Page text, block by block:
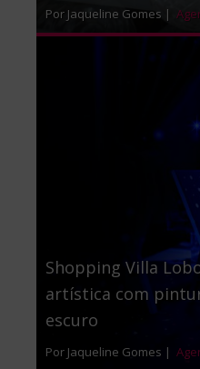
Por Jaqueline Gomes |
Shopping Villa
artística com
escuro
Por Jaqueline Gomes |